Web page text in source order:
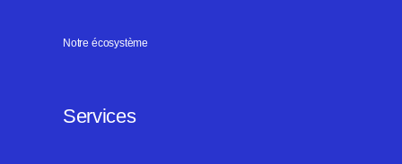
Notre écosystème
Services